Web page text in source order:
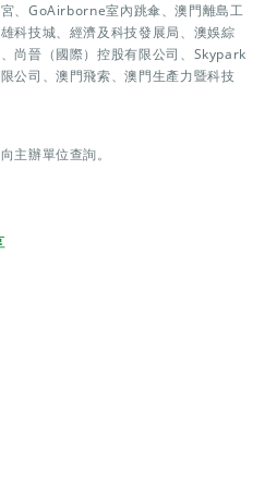
、GoAirborne室內跳傘、澳門離島工
科技城、經濟及科技發展局、澳娛綜
尚晉（國際）控股有限公司、Skypark
公司、澳門飛索、澳門生產力暨科技
主辦單位查詢。